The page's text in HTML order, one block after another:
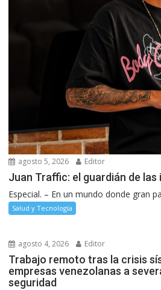
agosto 5, 2026 Editor
Juan Traffic: el guardián de
Especial. – En un mundo donde gran
Salud y Tecnología
agosto 4, 2026 Editor
Trabajo remoto tras la crisis
empresas venezolanas a
seguridad